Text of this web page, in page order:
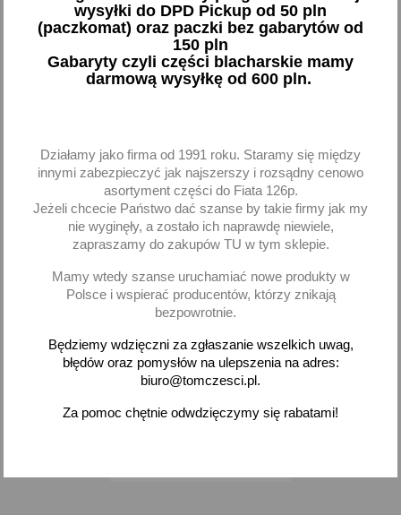
Dodaj
- +
Dodaj
- +
Drążek kierowniczy
29,91 zł brutto
favorite_border
wysyłki do DPD Pickup od 50 pln
(paczkomat) oraz paczki bez gabarytów od
150 pln
Gabaryty czyli części blacharskie mamy
darmową wysyłkę od 600 pln.
Działamy jako firma od 1991 roku. Staramy się między
innymi zabezpieczyć jak najszerszy i rozsądny cenowo
asortyment części do Fiata 126p.
Jeżeli chcecie Państwo dać szanse by takie firmy jak my
nie wyginęły, a zostało ich naprawdę niewiele,
zapraszamy do zakupów TU w tym sklepie.
Mamy wtedy szanse uruchamiać nowe produkty w
Polsce i wspierać producentów, którzy znikają
bezpowrotnie.
Będziemy wdzięczni za zgłaszanie wszelkich uwag,
błędów oraz pomysłów na ulepszenia na adres:
biuro@tomczesci.pl.
Za pomoc chętnie odwdzięczymy się rabatami!